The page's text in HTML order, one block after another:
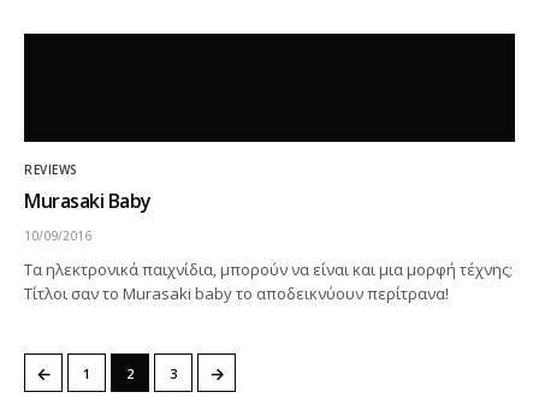
REVIEWS
Murasaki Baby
10/09/2016
Τα ηλεκτρονικά παιχνίδια, μπορούν να είναι και μια μορφή τέχνης;
Τίτλοι σαν το Murasaki baby το αποδεικνύουν περίτρανα!
← 1 2 3 →